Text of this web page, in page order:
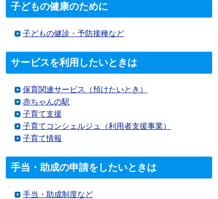
子どもの健康のために
子どもの健診・予防接種など
サービスを利用したいときは
保育関連サービス（預けたいとき）
赤ちゃんの駅
子育て支援
子育てコンシェルジュ（利用者支援事業）
子育て情報
手当・助成の申請をしたいときは
手当・助成制度など